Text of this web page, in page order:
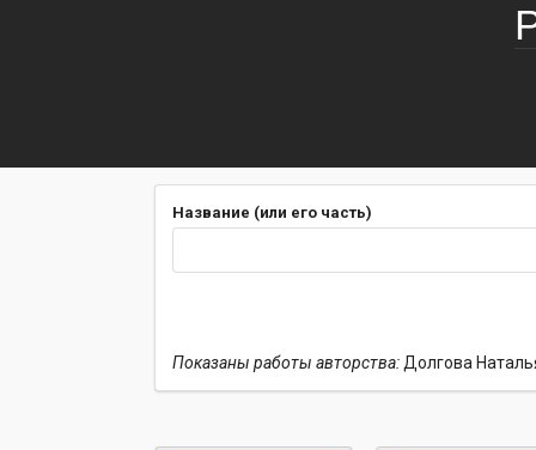
Название (или его часть)
Показаны работы авторства:Долгова